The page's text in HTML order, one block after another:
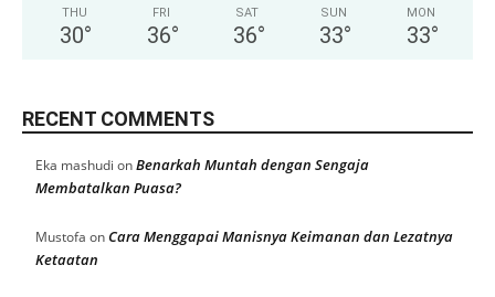
THU
30°
FRI
36°
SAT
36°
SUN
33°
MON
33°
RECENT COMMENTS
Eka mashudi onBenarkah Muntah dengan Sengaja
Membatalkan Puasa?
Mustofa onCara Menggapai Manisnya Keimanan dan Lezatnya
Ketaatan